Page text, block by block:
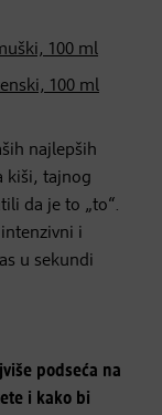
100 ml
100 ml
najlepših
kiši, tajnog
da je to „to“.
i
u sekundi
podseća na
i kako bi